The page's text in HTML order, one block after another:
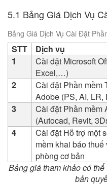
5.1 Bảng Giá Dịch Vụ
Bảng Giá Dịch Vụ Cài Đặt
STT Dịch vụ
1
Cài đặt Microsoft
Excel,…)
2
Cài đặt Phần mềm
Adobe (PS, AI,
3
Cài đặt Phần mềm
(Autocad, Revit,
4
Cài đặt Hỗ trợ một
mềm khai báo thuế
phòng cơ bản
Bảng giá tham khảo có
bản